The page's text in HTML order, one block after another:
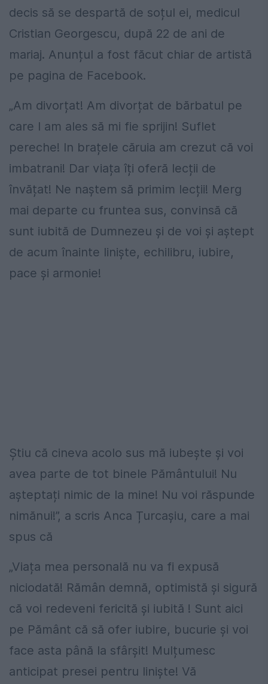
decis să se despartă de soțul ei, medicul
Cristian Georgescu, după 22 de ani de
mariaj. Anunțul a fost făcut chiar de artistă
pe pagina de Facebook.
„Am divorțat! Am divorțat de bărbatul pe
care l am ales să mi fie sprijin! Suflet
pereche! In brațele căruia am crezut că voi
imbatrani! Dar viața îți oferă lecții de
învățat! Ne naștem să primim lecții! Merg
mai departe cu fruntea sus, convinsă că
sunt iubită de Dumnezeu și de voi și aștept
de acum înainte liniște, echilibru, iubire,
pace și armonie!
Știu că cineva acolo sus mă iubește și voi
avea parte de tot binele Pământului! Nu
așteptați nimic de la mine! Nu voi răspunde
nimănui!”, a scris Anca Țurcașiu, care a mai
spus că
„Viața mea personală nu va fi expusă
niciodată! Rămân demnă, optimistă și sigură
că voi redeveni fericită și iubită ! Sunt aici
pe Pământ că să ofer iubire, bucurie și voi
face asta până la sfârșit! Mulțumesc
anticipat presei pentru liniște! Vă